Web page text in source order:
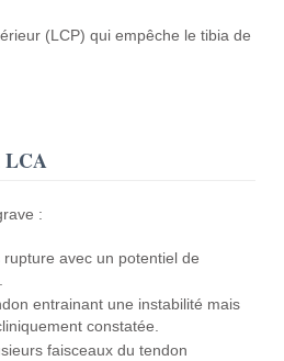
(LCP) qui empêche le tibia de
LCA
:
avec un potentiel de
entrainant une instabilité mais
constatée.
faisceaux du tendon